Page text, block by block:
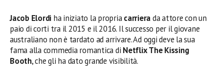
Jacob Elordi ha iniziato la propriacarrierada attore con un
paio di corti tra il 2015 e il 2016. Il successo per il giovane
australiano non è tardato ad arrivare. Ad oggi deve la sua
fama alla commedia romantica di Netflix The Kissing
Booth, che gli ha dato grande visibilità.